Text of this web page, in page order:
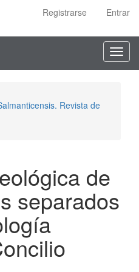
Registrarse
Entrar
Revista de
de
separados